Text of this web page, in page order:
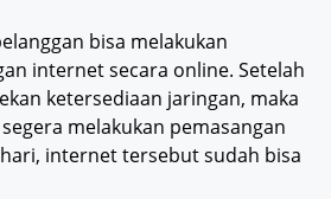
bisa melakukan
internet secara online. Setelah
ketersediaan jaringan, maka
melakukan pemasangan
internet tersebut sudah bisa